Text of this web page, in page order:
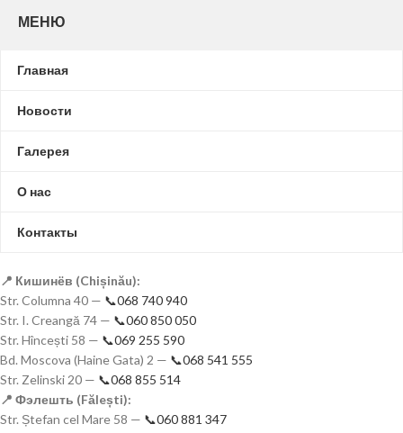
МЕНЮ
Главная
Новости
Галерея
О нас
Контакты
📍 Кишинёв (Chișinău):
Str. Columna 40 — 📞068 740 940
Str. I. Creangă 74 — 📞060 850 050
Str. Hîncești 58 — 📞069 255 590
Bd. Moscova (Haine Gata) 2 — 📞068 541 555
Str. Zelinski 20 — 📞068 855 514
📍 Фэлешть (Fălești):
Str. Ștefan cel Mare 58 — 📞060 881 347